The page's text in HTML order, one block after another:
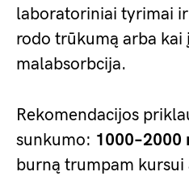
laboratoriniai tyrimai
rodo trūkumą arba kai
malabsorbcija.
Rekomendacijos
sunkumo: 1000–2000
burną trumpam